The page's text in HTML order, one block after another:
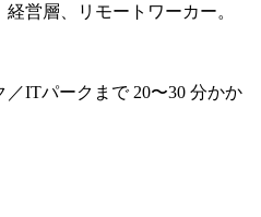
営層、リモートワーカー。
ITパークまで 20〜30 分かか